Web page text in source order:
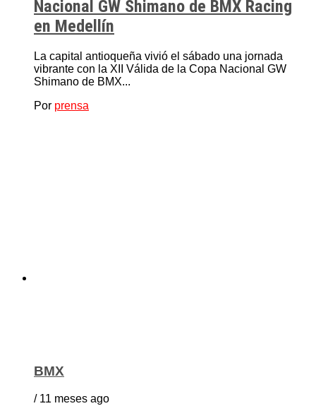
Nacional GW Shimano de BMX Racing
en Medellín
La capital antioqueña vivió el sábado una jornada
vibrante con la XII Válida de la Copa Nacional GW
Shimano de BMX...
Por prensa
BMX
/ 11 meses ago